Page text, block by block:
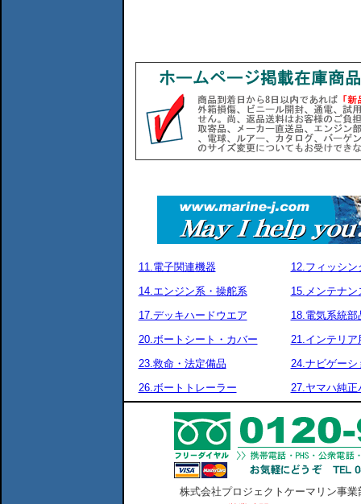
11.電子関連機器
12.フィッシン
14.エンジン系・操舵系
15.メンテナン
17.デッキハードウエア
18.電気系統部
20.ボートシート・カバー
21.インテリア
23.救命・法定備品
24.ナビゲーシ
26.ボートトレーラー
27.ヤマハ純正
株式会社プロジェクトケーマリン事